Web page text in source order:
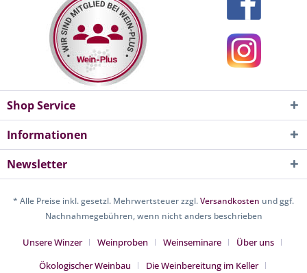
Shop Service
Informationen
Newsletter
* Alle Preise inkl. gesetzl. Mehrwertsteuer zzgl.Versandkosten und ggf.
Nachnahmegebühren, wenn nicht anders beschrieben
Unsere Winzer Weinproben Weinseminare
Über uns
Ökologischer Weinbau
Die Weinbereitung im Keller